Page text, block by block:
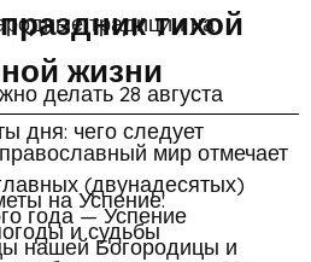
традиции на
делать 28 августа
дня: чего следует
на Успение:
и судьбы
тихой
жизни
мир отмечает
(двунадесятых)
года — Успение
нашей Богородицы и